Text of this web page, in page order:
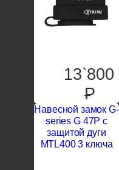
13`800
P
Навесной замок G-
series G 47Р с
защитой дуги
MTL400 3 ключа